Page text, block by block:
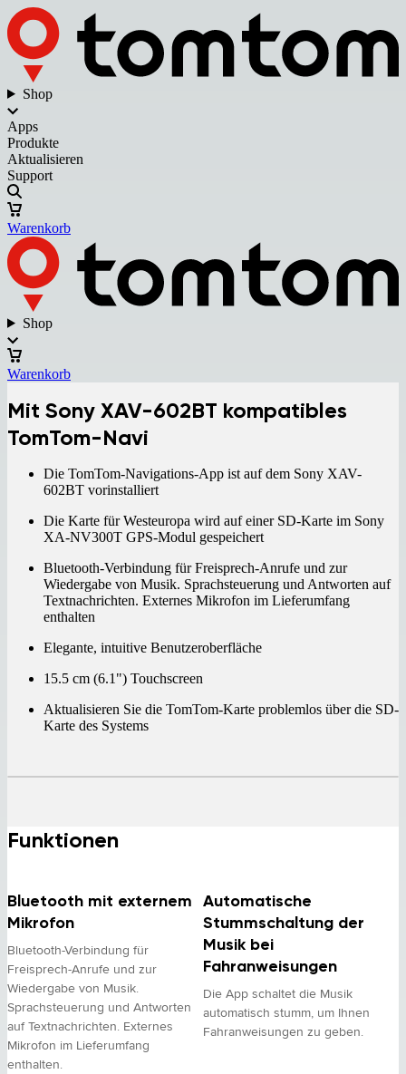
Shop
Apps
Produkte
Aktualisieren
Support
Warenkorb
Shop
Warenkorb
Mit Sony XAV-602BT kompatibles
TomTom-Navi
Die TomTom-Navigations-App ist auf dem Sony XAV-
602BT vorinstalliert
Die Karte für Westeuropa wird auf einer SD-Karte im Sony
XA-NV300T GPS-Modul gespeichert
Bluetooth-Verbindung für Freisprech-Anrufe und zur
Wiedergabe von Musik. Sprachsteuerung und Antworten auf
Textnachrichten. Externes Mikrofon im Lieferumfang
enthalten
Elegante, intuitive Benutzeroberfläche
15.5 cm (6.1") Touchscreen
Aktualisieren Sie die TomTom-Karte problemlos über die SD-
Karte des Systems
Funktionen
Bluetooth mit externem
Mikrofon
Bluetooth-Verbindung für
Freisprech-Anrufe und zur
Wiedergabe von Musik.
Sprachsteuerung und Antworten
auf Textnachrichten. Externes
Mikrofon im Lieferumfang
enthalten.
Automatische
Stummschaltung der
Musik bei
Fahranweisungen
Die App schaltet die Musik
automatisch stumm, um Ihnen
Fahranweisungen zu geben.